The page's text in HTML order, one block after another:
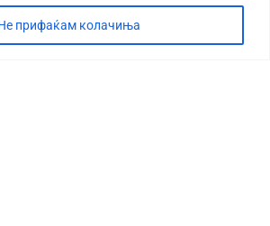
прифаќам колачиња